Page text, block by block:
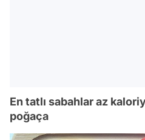
En tatlı sabahlar az
poğaça